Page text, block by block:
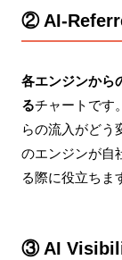
② AI-
各エンジンから
るチャートです
らの流入がどう
のエンジンが自
る際に役立ちま
③ AI